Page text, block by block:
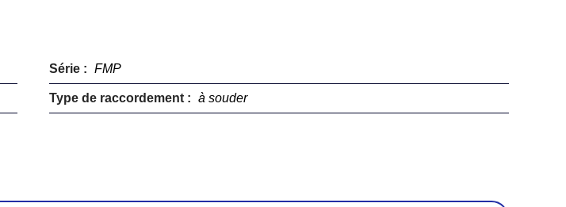
Série : FMP
Type de raccordement : à souder